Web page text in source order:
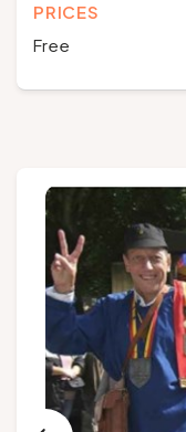
PRICES
Free